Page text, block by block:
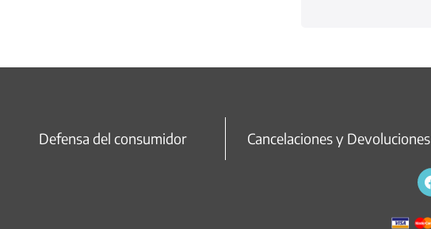
Defensa del consumidor Cancelaciones y Devoluciones